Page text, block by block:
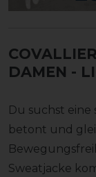
DAMEN -
Du suchst eine
betont und
Sweatjacke